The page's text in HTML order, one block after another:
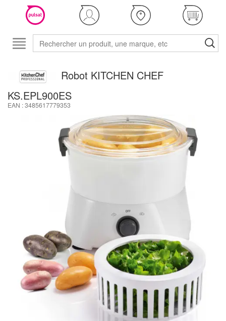
Robot KITCHEN CHEF
KS.EPL900ES
EAN : 3485617779353